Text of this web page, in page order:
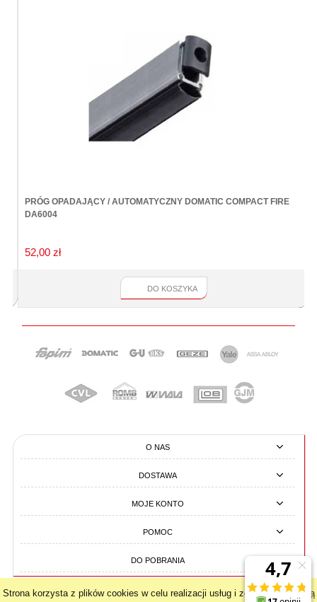
Strona korzysta z plików cookies w celu realizacji usług i zgodnie z Polityką
PRÓG OPADAJĄCY / AUTOMATYCZNY DOMATIC COMPACT FIRE
DA6004
52,00 zł
DO KOSZYKA
O NAS
DOSTAWA
MOJE KONTO
POMOC
DO POBRANIA